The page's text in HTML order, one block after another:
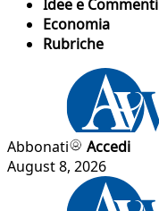
Idee e Commenti
Economia
Rubriche
Abbonati
Accedi
August 8, 2026